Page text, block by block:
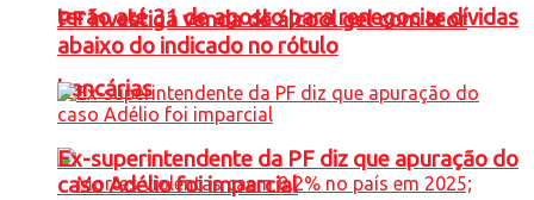
terão até 31 de agosto para renegociar dívidas
bancárias
PF investiga venda de álcool gel com teor
abaixo do indicado no rótulo
Ex-superintendente da PF diz que apuração do
caso Adélio foi imparcial